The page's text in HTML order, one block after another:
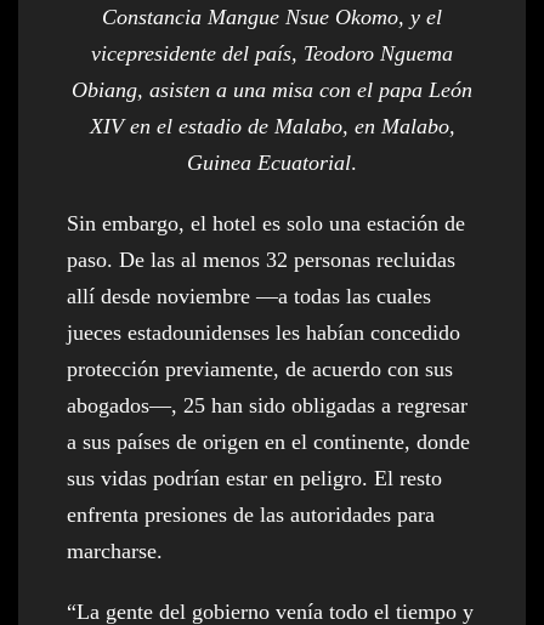
Constancia Mangue Nsue Okomo, y el
vicepresidente del país, Teodoro Nguema
Obiang, asisten a una misa con el papa León
XIV en el estadio de Malabo, en Malabo,
Guinea Ecuatorial.
Sin embargo, el hotel es solo una estación de
paso. De las al menos 32 personas recluidas
allí desde noviembre —a todas las cuales
jueces estadounidenses les habían concedido
protección previamente, de acuerdo con sus
abogados—, 25 han sido obligadas a regresar
a sus países de origen en el continente, donde
sus vidas podrían estar en peligro. El resto
enfrenta presiones de las autoridades para
marcharse.
“La gente del gobierno venía todo el tiempo y